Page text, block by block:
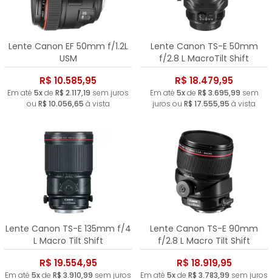
Lente Canon EF 50mm f/1.2L
USM
R$ 10.585,95
Em até 5xde R$ 2.117,19 sem juros
ou R$ 10.056,65 à vista
Lente Canon TS-E 50mm
f/2.8 L MacroTilt Shift
R$ 18.479,95
Em até 5xde R$ 3.695,99 sem
juros ou R$ 17.555,95 à vista
Lente Canon TS-E 135mm f/4
L Macro Tilt Shift
R$ 19.554,95
Em até 5xde R$ 3.910,99 sem juros
Lente Canon TS-E 90mm
f/2.8 L Macro Tilt Shift
R$ 18.919,95
Em até 5xde R$ 3.783,99 sem juros